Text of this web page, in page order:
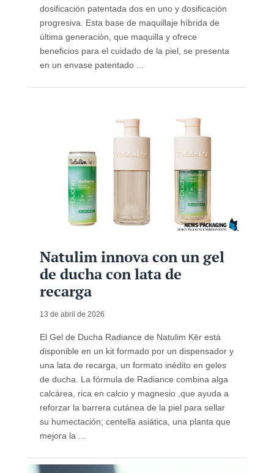
dosificación patentada dos en uno y dosificación
progresiva. Esta base de maquillaje híbrida de
última generación, que maquilla y ofrece
beneficios para el cuidado de la piel, se presenta
en un envase patentado ...
Natulim innova con un gel
de ducha con lata de
recarga
13 de abril de 2026
El Gel de Ducha Radiance de Natulim Kēr está
disponible en un kit formado por un dispensador y
una lata de recarga, un formato inédito en geles
de ducha. La fórmula de Radiance combina alga
calcárea, rica en calcio y magnesio ,que ayuda a
reforzar la barrera cutánea de la piel para sellar
su humectación; centella asiática, una planta que
mejora la ...